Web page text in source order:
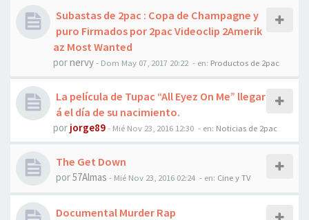
Subastas de 2pac : Copa de Champagne y
puro Firmados por 2pac Videoclip 2Amerik
az Most Wanted
pornervy- Dom May 07, 2017 20:22 - en: Productos de 2pac
La película de Tupac “All Eyez On Me” llegar
á el día de su nacimiento.
por jorge89- Mié Nov 23, 2016 12:30 - en: Noticias de 2pac
The Get Down
por57Almas - Mié Nov 23, 2016 02:24 - en: Cine y TV
Documental Murder Rap